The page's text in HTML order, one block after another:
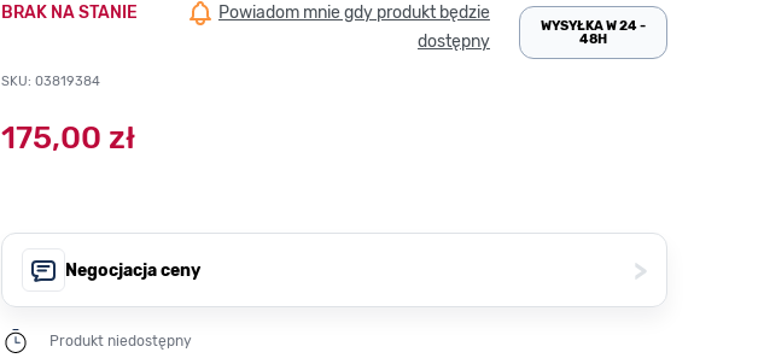
BRAK NA STANIE
Powiadom mnie gdy produkt będzie
dostępny
SKU: 03819384
WYSYŁKA W 24 -
48H
175,00 zł
Negocjacja ceny >
Produkt niedostępny